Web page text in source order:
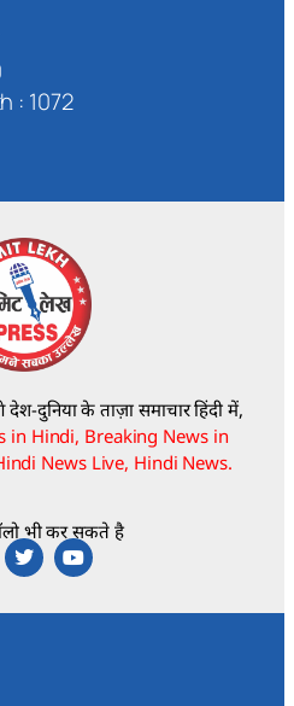
: 1072
दुनिया के ताज़ा समाचार हिंदी में,
in Hindi, Breaking News in
News Live, Hindi News.
भी कर सकते है